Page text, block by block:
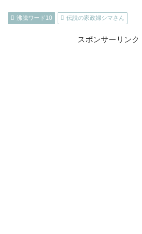
沸騰ワード10 伝説の家政婦シマさん
スポンサーリンク